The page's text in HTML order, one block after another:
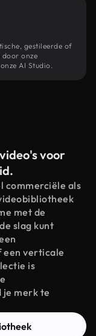
gestileerde of
door onze
AI Studio.
voor
commerciële als
met de
slag kunt
een verticale
is
merk te